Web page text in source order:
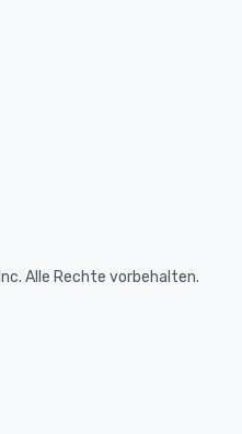
Alle Rechte vorbehalten.